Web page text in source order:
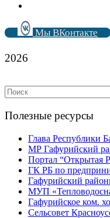
Мы ВКонтакте
2026
Полезные ресурсы
Глава Республики
МР Гафурийский
Портал “Открытая
ГК РБ по
Гафурийский
МУП
Гафурийское ком.
Сельсовет